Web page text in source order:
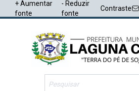
+ Aumentar
fonte
- Reduzir
fonte
Contraste